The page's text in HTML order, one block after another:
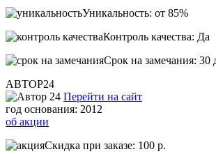
Уникальность: от 85%
Контроль качества: Да
Срок на замечания: 30
АВТОР24
Перейти на сайт
год основания: 2012
об акции
Скидка при заказе: 100 р.